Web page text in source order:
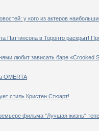
у кого из актеров
Паттинсона в Торонто раскрыт!
любит зависать баре «Crooked
OMERTA
стиль Кристен Стюарт!
фильма "Лучшая жизнь"